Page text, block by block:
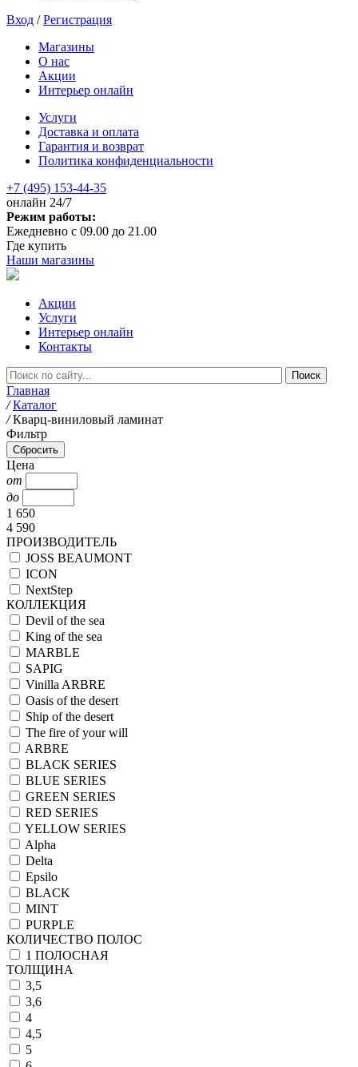
Вход /Регистрация
Магазины
О нас
Акции
Интерьер онлайн
Услуги
Доставка и оплата
Гарантия и возврат
Политика конфиденциальности
+7 (495) 153-44-35
онлайн 24/7
Режим работы:
Ежедневно с 09.00 до 21.00
Где купить
Наши магазины
Акции
Услуги
Интерьер онлайн
Контакты
Главная
/ Каталог
/ Кварц-виниловый ламинат
Фильтр
Цена
от
до
1 650
4 590
ПРОИЗВОДИТЕЛЬ
JOSS BEAUMONT
ICON
NextStep
КОЛЛЕКЦИЯ
Devil of the sea
King of the sea
MARBLE
SAPIG
Vinilla ARBRE
Oasis of the desert
Ship of the desert
The fire of your will
ARBRE
BLACK SERIES
BLUE SERIES
GREEN SERIES
RED SERIES
YELLOW SERIES
Alpha
Delta
Epsilo
BLACK
MINT
PURPLE
КОЛИЧЕСТВО ПОЛОС
1 ПОЛОСНАЯ
ТОЛЩИНА
3,5
3,6
4
4,5
5